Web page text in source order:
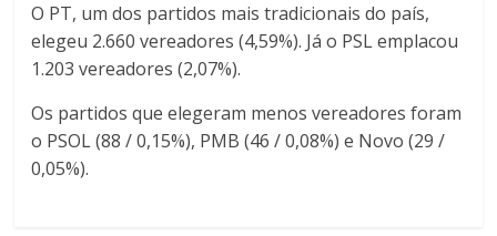
O PT, um dos partidos mais tradicionais do país,
elegeu 2.660 vereadores (4,59%). Já o PSL emplacou
1.203 vereadores (2,07%).
Os partidos que elegeram menos vereadores foram
o PSOL (88 / 0,15%), PMB (46 / 0,08%) e Novo (29 /
0,05%).